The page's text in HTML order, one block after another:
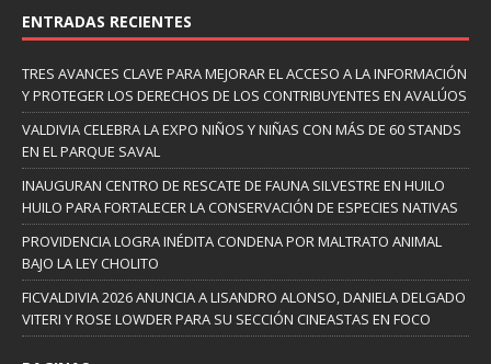
ENTRADAS RECIENTES
TRES AVANCES CLAVE PARA MEJORAR EL ACCESO A LA INFORMACIÓN
Y PROTEGER LOS DERECHOS DE LOS CONTRIBUYENTES EN AVALÚOS
VALDIVIA CELEBRA LA EXPO NIÑOS Y NIÑAS CON MÁS DE 60 STANDS
EN EL PARQUE SAVAL
INAUGURAN CENTRO DE RESCATE DE FAUNA SILVESTRE EN HUILO
HUILO PARA FORTALECER LA CONSERVACIÓN DE ESPECIES NATIVAS
PROVIDENCIA LOGRA INÉDITA CONDENA POR MALTRATO ANIMAL
BAJO LA LEY CHOLITO
FICVALDIVIA 2026 ANUNCIA A LISANDRO ALONSO, DANIELA DELGADO
VITERI Y ROSE LOWDER PARA SU SECCIÓN CINEASTAS EN FOCO